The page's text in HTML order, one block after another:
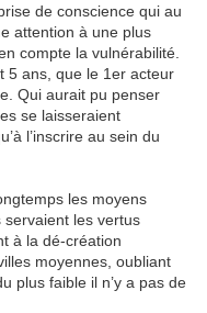
de conscience qui au
attention à une plus
compte la vulnérabilité.
5 ans, que le 1er acteur
Qui aurait pu penser
se laisseraient
l’inscrire au sein du
les moyens
servaient les vertus
à la dé-création
moyennes, oubliant
plus faible il n’y a pas de